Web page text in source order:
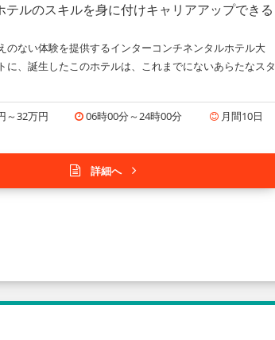
ルのスキルを身に付けキャリアアップできる
ない体験を提供するインターコンチネンタルホテル大
、誕生したこのホテルは、これまでにないあらたなスタ
～32万円 06時00分～24時00分 月間10日
詳細へ